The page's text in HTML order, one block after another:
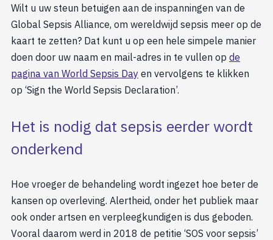
Wilt u uw steun betuigen aan de inspanningen van de
Global Sepsis Alliance, om wereldwijd sepsis meer op de
kaart te zetten? Dat kunt u op een hele simpele manier
doen door uw naam en mail-adres in te vullen op de
pagina van World Sepsis Day en vervolgens te klikken
op ‘Sign the World Sepsis Declaration’.
Het is nodig dat sepsis eerder wordt
onderkend
Hoe vroeger de behandeling wordt ingezet hoe beter de
kansen op overleving. Alertheid, onder het publiek maar
ook onder artsen en verpleegkundigen is dus geboden.
Vooral daarom werd in 2018 de petitie ‘SOS voor sepsis’